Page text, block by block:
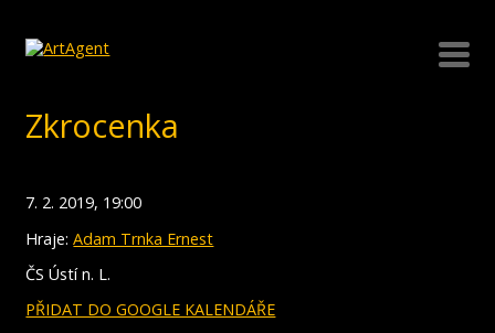
Zkrocenka
7. 2. 2019, 19:00
Hraje:Adam Trnka Ernest
ČS Ústí n. L.
PŘIDAT DO GOOGLE KALENDÁŘE